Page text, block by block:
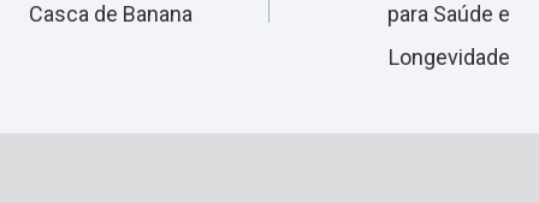
Post
Casca de Banana
para Saúde e
Longevidade